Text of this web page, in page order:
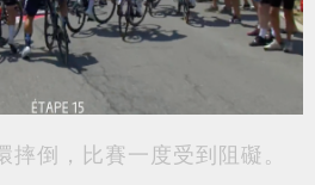
倒，比賽一度受到阻礙。